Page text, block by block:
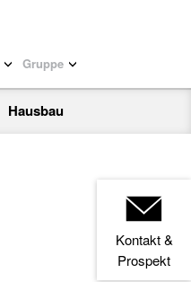
Kontakt &
Prospekt
Gruppe
Hausbau